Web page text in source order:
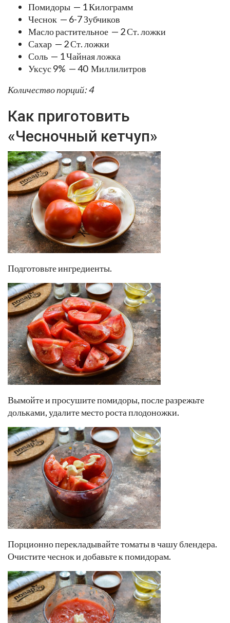
Помидоры — 1 Килограмм
Чеснок — 6-7 Зубчиков
Масло растительное — 2 Ст. ложки
Сахар — 2 Ст. ложки
Соль — 1 Чайная ложка
Уксус 9% — 40 Миллилитров
Количество порций: 4
Как приготовить
«Чесночный кетчуп»
Подготовьте ингредиенты.
Вымойте и просушите помидоры, после разрежьте
дольками, удалите место роста плодоножки.
Порционно перекладывайте томаты в чашу блендера.
Очистите чеснок и добавьте к помидорам.